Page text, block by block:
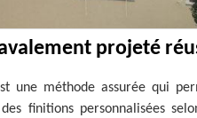
projeté
une méthode assurée qui
finitions personnalisées